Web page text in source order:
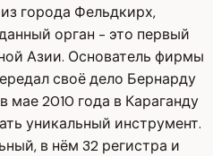
города Фельдкирх,
орган - это первый
Азии. Основатель фирмы
своё дело Бернарду
мае 2010 года в Караганду
уникальный инструмент.
в нём 32 регистра и